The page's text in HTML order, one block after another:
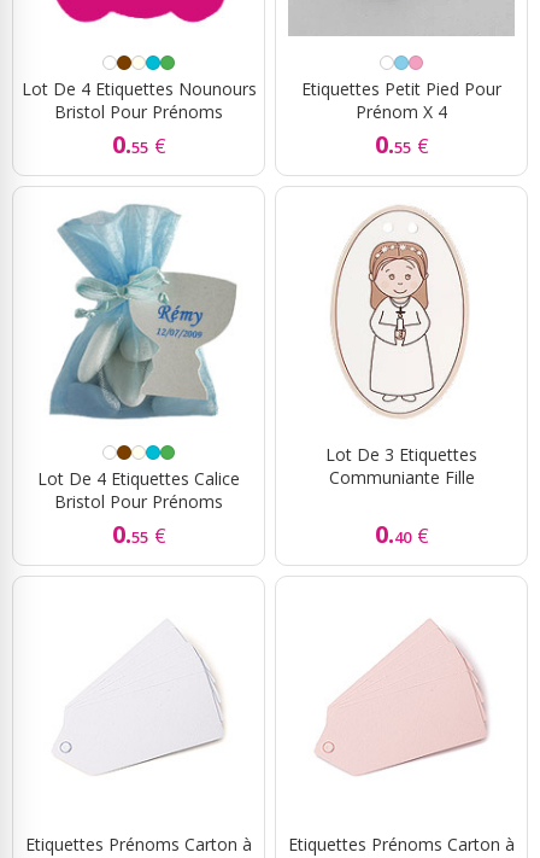
Lot De 4 Etiquettes Nounours
Bristol Pour Prénoms
0.55 €
Etiquettes Petit Pied Pour
Prénom X 4
0.55 €
Lot De 4 Etiquettes Calice
Bristol Pour Prénoms
0.55 €
Lot De 3 Etiquettes
Communiante Fille
0.40 €
Etiquettes Prénoms Carton à
Etiquettes Prénoms Carton à